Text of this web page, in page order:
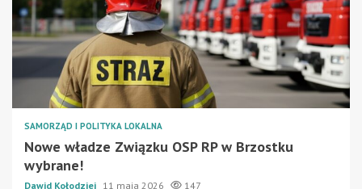
SAMORZĄD I POLITYKA LOKALNA
Nowe władze Związku OSP RP w Brzostku
wybrane!
Dawid Kołodziej 11 maja 2026 147